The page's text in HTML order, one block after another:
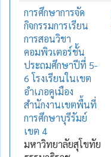
การศึกษาการจัด
กิจกรรมการเรียน
การสอนวิชา
คอมพิวเตอร์ชั้น
ประถมศึกษาปีที่ 5-
6 โรงเรียนในเขต
อำเภอคูเมือง
สำนักงานเขตพื้นที่
การศึกษาบุรีรัมย์
เขต 4
มหาวิทยาลัยสุโขทัย